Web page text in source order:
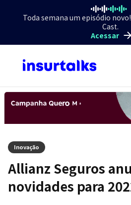
Toda semana um episódio
Cast.
Acessar
Inovação
Allianz Seguros
novidades para